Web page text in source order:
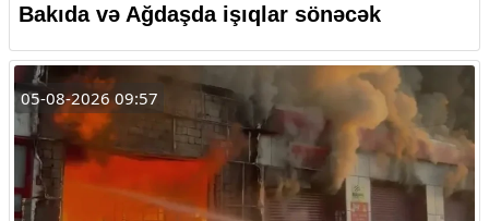
Bakıda və Ağdaşda işıqlar sönəcək
05-08-2026 09:57